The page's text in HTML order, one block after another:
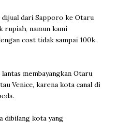
dijual dari Sapporo ke Otaru
rupiah, namun kami
cost tidak sampai 100k
membayangkan Otaru
Venice, karena kota canal di
dibilang kota yang